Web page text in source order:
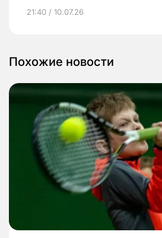
21:40 / 10.07.26
Похожие новости